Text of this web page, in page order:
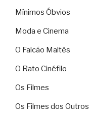
Mínimos Óbvios
Moda e Cinema
O Falcão Maltês
O Rato Cinéfilo
Os Filmes
Os Filmes dos Outros